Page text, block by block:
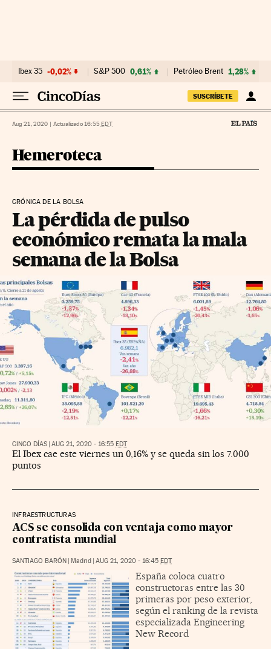
Ibex 35 -0,02% S&P 500 0,61% Petróleo Brent 1,28%
SUSCRÍBETE
Aug 21, 2020 | Actualizado 16:55EDT
Hemeroteca
CRÓNICA DE LA BOLSA
La pérdida de pulso
económico remata la mala
semana de la Bolsa
CINCO DÍAS | AUG 21, 2020 - 16:55 EDT
El Ibex cae este viernes un 0,16% y se queda sin los 7.000
puntos
INFRAESTRUCTURAS
ACS se consolida con ventaja como mayor
contratista mundial
SANTIAGO BARÓN | Madrid | AUG 21, 2020 - 16:45 EDT
España coloca cuatro
constructoras entre las 30
primeras por peso exterior,
según el ranking de la revista
especializada Engineering
New Record